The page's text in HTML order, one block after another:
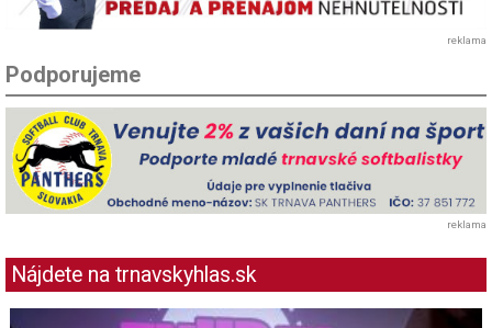
reklama
Podporujeme
reklama
Nájdete na trnavskyhlas.sk